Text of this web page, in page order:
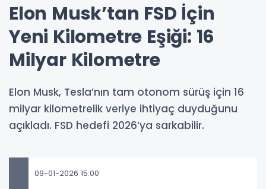
Elon Musk’tan FSD İçin
Yeni Kilometre Eşiği: 16
Milyar Kilometre
Elon Musk, Tesla’nın tam otonom sürüş için 16
milyar kilometrelik veriye ihtiyaç duyduğunu
açıkladı. FSD hedefi 2026’ya sarkabilir.
09-01-2026 15:00